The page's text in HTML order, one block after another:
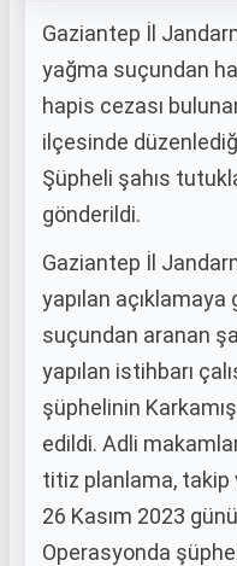
Gaziantep İl
yağma suçundan
hapis cezası
ilçesinde
Şüpheli şahıs
gönderildi.
Gaziantep İl
yapılan
suçundan aranan
yapılan istihbarı
şüphelinin
edildi. Adli
titiz planlama, takip
26 Kasım 2023
Operasyonda